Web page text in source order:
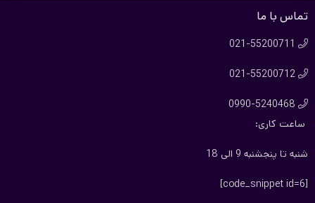
تماس با ما

021-55200711

021-55200712

0990-5240468
ساعت کاری:
شنبه تا پنجشنبه 9 الی 18
[code_snippet id=6]